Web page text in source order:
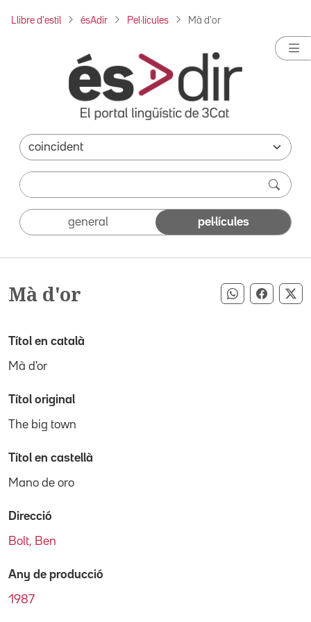
Llibre d'estil ésAdir Pel·lícules Mà d'or
general pel·lícules
Mà d'or Compartir
Títol en català
Mà d'or
Títol original
The big town
Títol en castellà
Mano de oro
Direcció
Bolt, Ben
Any de producció
1987